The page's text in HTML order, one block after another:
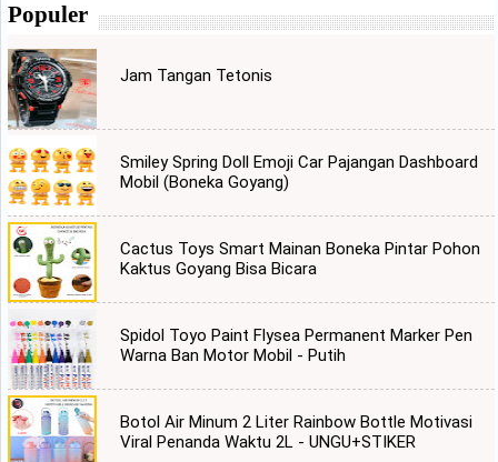
Populer
Jam Tangan Tetonis
Smiley Spring Doll Emoji Car Pajangan Dashboard
Mobil (Boneka Goyang)
Cactus Toys Smart Mainan Boneka Pintar Pohon
Kaktus Goyang Bisa Bicara
Spidol Toyo Paint Flysea Permanent Marker Pen
Warna Ban Motor Mobil - Putih
Botol Air Minum 2 Liter Rainbow Bottle Motivasi
Viral Penanda Waktu 2L - UNGU+STIKER